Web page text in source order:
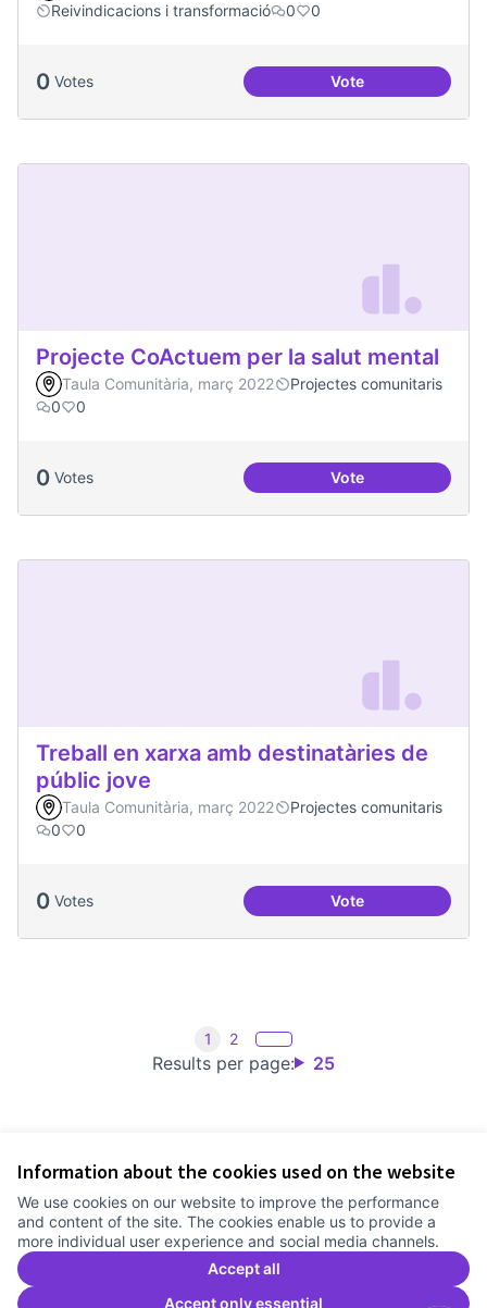
Information about the cookies used on the website
We use cookies on our website to improve the performance
and content of the site. The cookies enable us to provide a
more individual user experience and social media channels.
Accept all
Accept only essential
Reivindicacions i transformació
0 0
0 Votes VotePassejades
Projecte CoActuem per la salut mental
Taula Comunitària, març 2022
Projectes comunitaris
0
0
0 Votes VoteProjecte
Treball en xarxa amb destinatàries de
públic jove
Taula Comunitària, març 2022
Projectes comunitaris
0
0
0 Votes VoteTreball en xarxa
Results per page: 25
1 2
Cookie settings
Comunitat Canòdrom at Facebook
(External link)
Comunitat Canòdrom at Instagram
(External link)
Comunitat Canòdrom at YouTube
(External link)
English
Triar la llenguaElegir el idiomaChoose language